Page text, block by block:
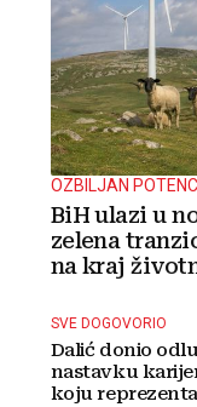
OZBILJAN
BiH ulazi u
zelena
na kraj
SVE DOGOVORIO
Dalić donio
nastavku
koju